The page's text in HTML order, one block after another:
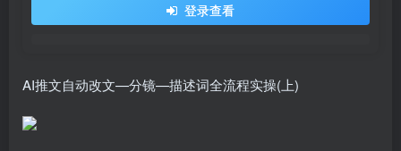
登录查看
AI推文自动改文—分镜—描述词全流程实操(上)